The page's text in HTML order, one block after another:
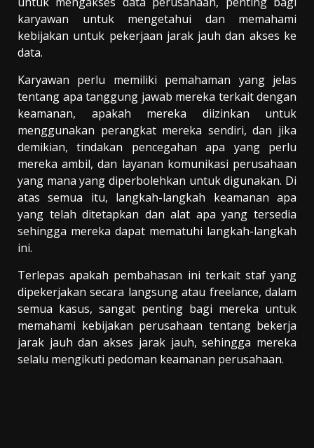
karyawan untuk mengetahui dan memahami
kebijakan untuk pekerjaan jarak jauh dan akses ke
data.
Karyawan perlu memiliki pemahaman yang jelas
tentang apa tanggung jawab mereka terkait dengan
keamanan, apakah mereka diizinkan untuk
menggunakan perangkat mereka sendiri, dan jika
demikian, tindakan pencegahan apa yang perlu
mereka ambil, dan layanan komunikasi perusahaan
yang mana yang diperbolehkan untuk digunakan. Di
atas semua itu, langkah-langkah keamanan apa
yang telah ditetapkan dan alat apa yang tersedia
sehingga mereka dapat mematuhi langkah-langkah
ini.
Terlepas apakah pembahasan ini terkait staf yang
dipekerjakan secara langsung atau freelance, dalam
semua kasus, sangat penting bagi mereka untuk
memahami kebijakan perusahaan tentang bekerja
jarak jauh dan akses jarak jauh, sehingga mereka
selalu mengikuti pedoman keamanan perusahaan.